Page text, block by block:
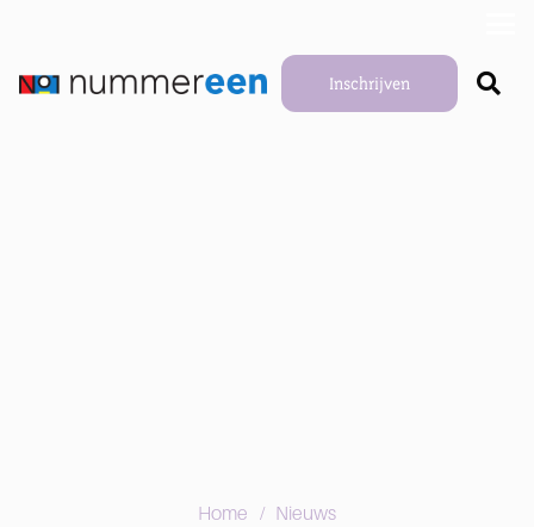
Inschrijven
Home / Nieuws